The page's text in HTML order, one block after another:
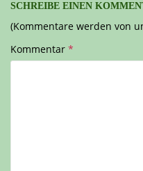
SCHREIBE EINEN
(Kommentare werden von
Kommentar *